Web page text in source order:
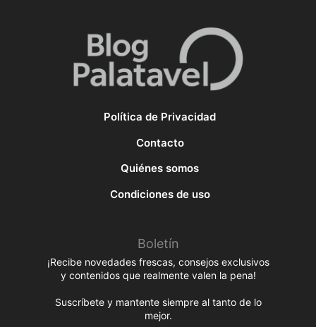
Política de Privacidad
Contacto
Quiénes somos
Condiciones de uso
Boletín
¡Recibe novedades frescas, consejos exclusivos
y contenidos que realmente valen la pena!
Suscríbete y mantente siempre al tanto de lo
mejor.